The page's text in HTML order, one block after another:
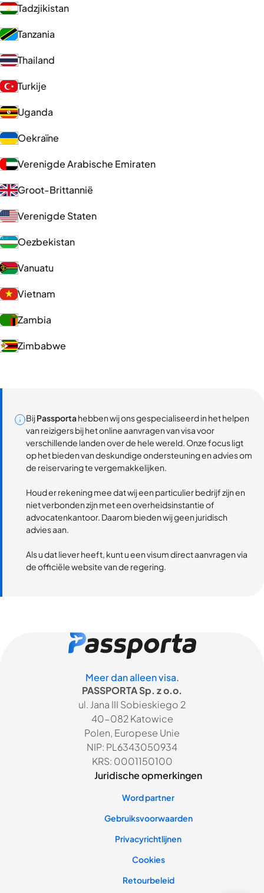
Tadzjikistan
Tanzania
Thailand
Turkije
Uganda
Oekraïne
Verenigde Arabische Emiraten
Groot-Brittannië
Verenigde Staten
Oezbekistan
Vanuatu
Vietnam
Zambia
Zimbabwe
BijPassportahebben wij ons gespecialiseerd in het helpen
van reizigers bij het online aanvragen van visa voor
verschillende landen over de hele wereld. Onze focus ligt
op het bieden van deskundige ondersteuning en advies om
de reiservaring te vergemakkelijken.
Houd er rekening mee dat wij een particulier bedrijf zijn en
niet verbonden zijn met een overheidsinstantie of
advocatenkantoor. Daarom bieden wij geen juridisch
advies aan.
Als u dat liever heeft, kunt u een visum direct aanvragen via
de officiële website van de regering.
Meer dan alleen visa.
PASSPORTA Sp. z o.o.
ul. Jana III Sobieskiego 2
40-082 Katowice
Polen, Europese Unie
NIP: PL6343050934
KRS: 0001150100
Juridische opmerkingen
Word partner
Gebruiksvoorwaarden
Privacyrichtlijnen
Cookies
Retourbeleid